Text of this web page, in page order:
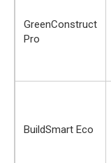
GreenConstruct
Pro
BuildSmart Eco